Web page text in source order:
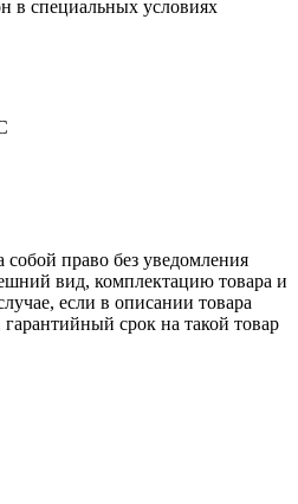
в специальных условиях
собой право без уведомления
вид, комплектацию товара и
если в описании товара
срок на такой товар